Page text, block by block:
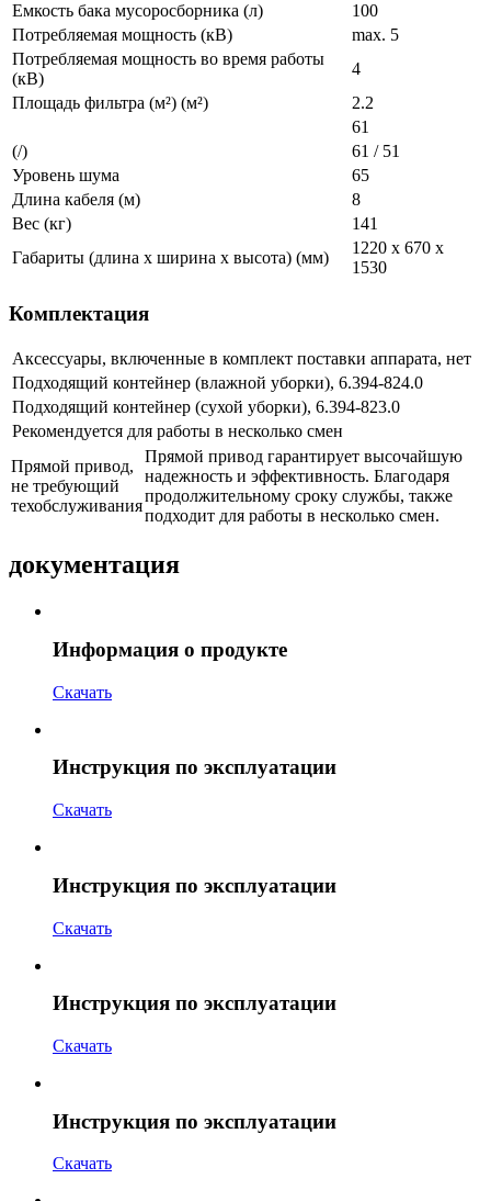
Емкость бака мусоросборника (л)
100
Потребляемая мощность (кВ)
max. 5
Потребляемая мощность во время работы
(кВ)
4
Площадь фильтра (м²) (м²)
2.2
61
(/)
61 / 51
Уровень шума
65
Длина кабеля (м)
8
Вес (кг)
141
Габариты (длина х ширина х высота) (мм)
1220 x 670 x
1530
Комплектация
Аксессуары, включенные в комплект поставки аппарата, нет
Подходящий контейнер (влажной уборки), 6.394-824.0
Подходящий контейнер (сухой уборки), 6.394-823.0
Рекомендуется для работы в несколько смен
Прямой привод,
не требующий
техобслуживания
Прямой привод гарантирует высочайшую
надежность и эффективность. Благодаря
продолжительному сроку службы, также
подходит для работы в несколько смен.
документация
Информация о продукте
Скачать
Инструкция по эксплуатации
Скачать
Инструкция по эксплуатации
Скачать
Инструкция по эксплуатации
Скачать
Инструкция по эксплуатации
Скачать